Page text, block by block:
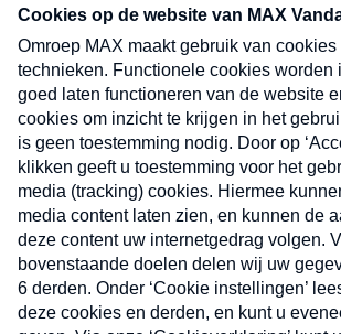
nieuwsbrief. Elke vrijdag- en
uw mailbox.
Nieuwsbrief